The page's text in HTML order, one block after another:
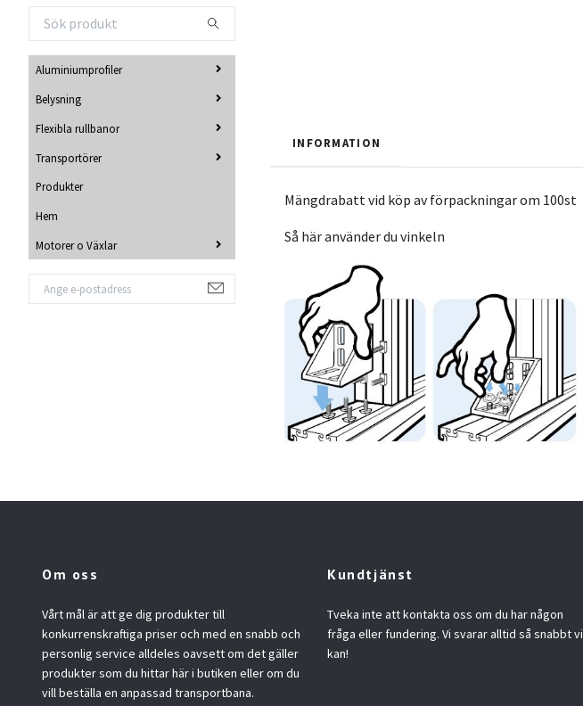
Aluminiumprofiler
Belysning
Flexibla rullbanor
Transportörer
Produkter
Hem
Motorer o Växlar
INFORMATION
Mängdrabatt vid köp av förpackningar om 100st
Så här använder du vinkeln
Om oss
Vårt mål är att ge dig produkter till
konkurrenskraftiga priser och med en snabb och
personlig service alldeles oavsett om det gäller
produkter som du hittar här i butiken eller om du
vill beställa en anpassad transportbana.
Kundtjänst
Tveka inte att kontakta oss om du har någon
fråga eller fundering. Vi svarar alltid så snabbt vi
kan!